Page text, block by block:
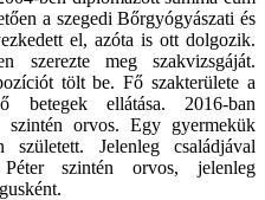
a szegedi Bőrgyógyászati és
el, azóta is ott dolgozik.
szerezte meg szakvizsgáját.
tölt be. Fő szakterülete a
betegek ellátása. 2016-ban
szintén orvos. Egy gyermekük
Jelenleg családjával
szintén orvos, jelenleg